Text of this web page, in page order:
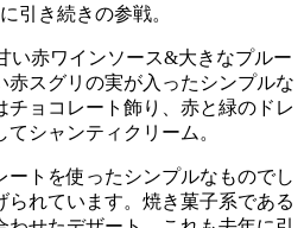
引き続きの参戦。
い赤ワインソース&大きなプルー
赤スグリの実が入ったシンプルな
チョコレート飾り、赤と緑のドレ
てシャンティクリーム。
ートを使ったシンプルなものでし
れています。 焼き菓子系である